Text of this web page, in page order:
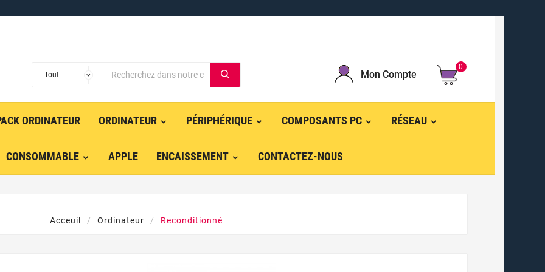
Mon Compte
0
ORDINATEUR ORDINATEUR PÉRIPHÉRIQUE COMPOSANTS PC RÉSEAU
CONSOMMABLE APPLE ENCAISSEMENT CONTACTEZ-NOUS
Acceuil Ordinateur Reconditionné